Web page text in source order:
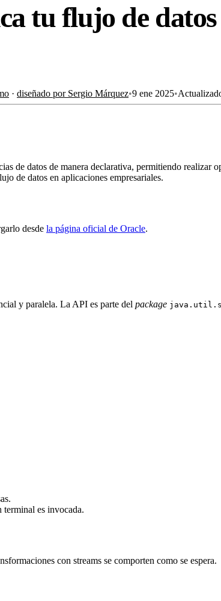
tu flujo de datos
· diseñado por Sergio Márquez•9 ene 2025•
de datos de manera declarativa, permitiendo
de datos en aplicaciones empresariales.
desde la página oficial de Oracle.
y paralela. La API es parte del package
terminal es invocada.
con streams se comporten como se espera.